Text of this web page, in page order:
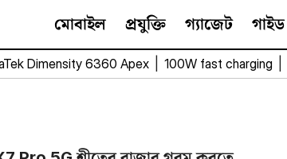
মোবাইল প্রযুক্তি গ্যাজেট গাইড
Dimensity 6360 Apex 100W fast charging